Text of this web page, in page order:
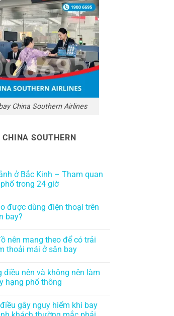
China Southern Airlines
SOUTHERN
ở Bắc Kinh – Tham quan
trong 24 giờ
được dùng điện thoại trên
bay?
nên mang theo để có trải
thoải mái ở sân bay
điều nên và không nên làm
hạng phổ thông
gây nguy hiểm khi bay